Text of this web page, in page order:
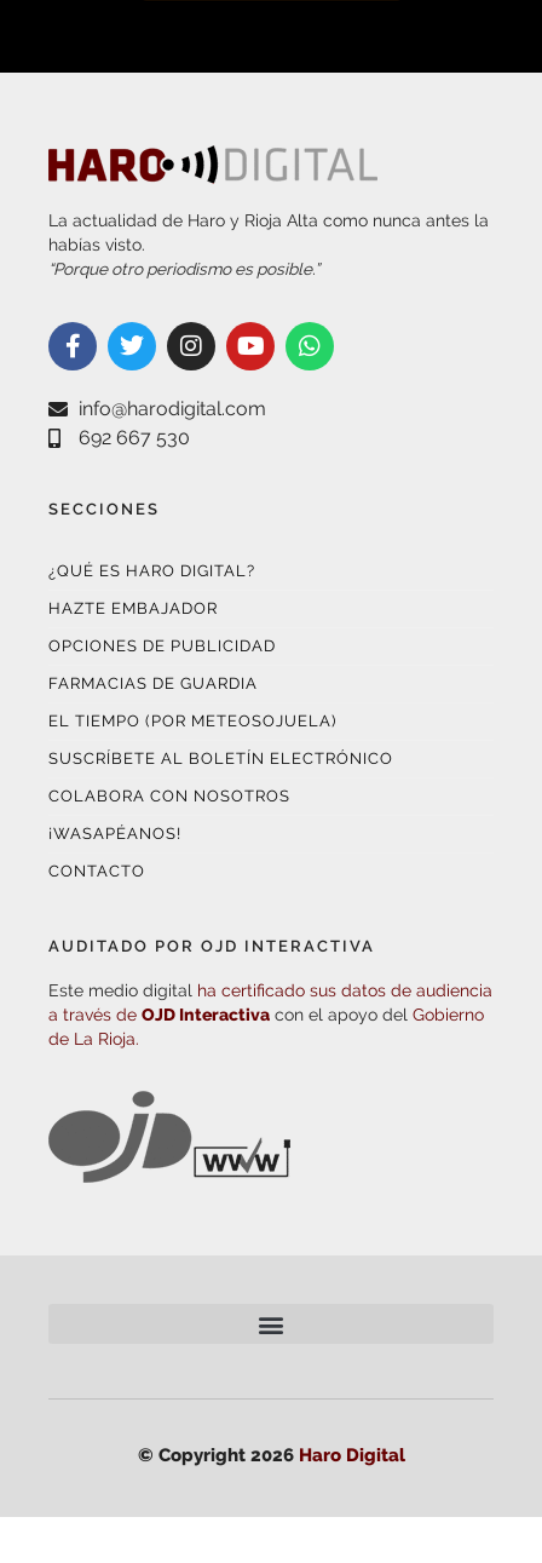
La actualidad de Haro y Rioja Alta como nunca antes la
habías visto.
“Porque otro periodismo es posible.”
info@harodigital.com
692 667 530
SECCIONES
¿QUÉ ES HARO DIGITAL?
HAZTE EMBAJADOR
OPCIONES DE PUBLICIDAD
FARMACIAS DE GUARDIA
EL TIEMPO (POR METEOSOJUELA)
SUSCRÍBETE AL BOLETÍN ELECTRÓNICO
COLABORA CON NOSOTROS
¡WASAPÉANOS!
CONTACTO
AUDITADO POR OJD INTERACTIVA
Este medio digital ha certificado sus datos de audiencia
a través de OJD Interactiva con el apoyo del Gobierno
de La Rioja.
© Copyright 2026 Haro Digital